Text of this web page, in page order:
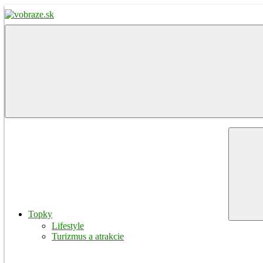
Skip
to
Menu
Topky
Lifestyle
Turizmus a atrakcie